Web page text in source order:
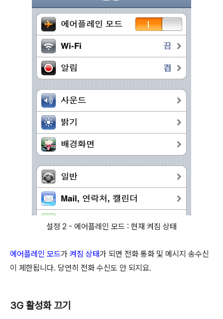
설정 2 - 에어플레인 모드 : 현재 켜짐 상태
에어플레인 모드가 켜짐 상태가 되면 전화 통화 및 메시지 송수신
이 제한됩니다. 당연히 전화 수신도 안 되지요.
3G 활성화 끄기